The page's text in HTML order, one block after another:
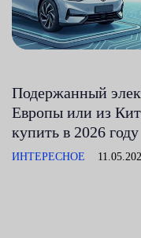
Подержанный
Европы или из
купить в 2026 году
ИНТЕРЕСНОЕ